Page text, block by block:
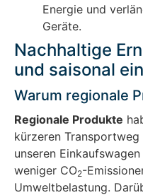
Energie und
Geräte.
Nachhaltige
und saisonal
Warum regionale
Regionale Produkte
kürzeren
unseren
weniger CO2-
Umweltbelastung.